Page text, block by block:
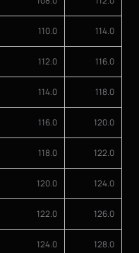
114.0
110.0
116.0
112.0
118.0
114.0
120.0
116.0
122.0
118.0
124.0
120.0
126.0
122.0
128.0
124.0